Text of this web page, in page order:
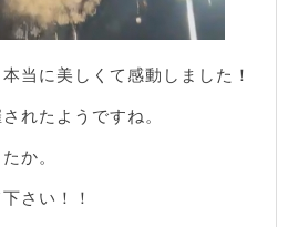
当に美しくて感動しました！
れたようですね。
か。
さい！！